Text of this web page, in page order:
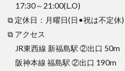
17:30～21:00(L.O)
⧉ 定休日：月曜日(日•祝は不定
⧉ アクセス
JR東西線 新福島駅 ②出口 50m
阪神本線 福島駅 ②出口 190m